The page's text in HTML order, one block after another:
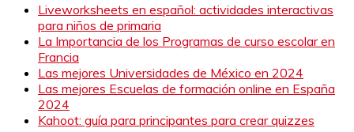
Liveworksheets en español: actividades interactivas
para niños de primaria
La Importancia de los Programas de curso escolar en
Francia
Las mejores Universidades de México en 2024
Las mejores Escuelas de formación online en España
2024
Kahoot: guía para principantes para crear quizzes